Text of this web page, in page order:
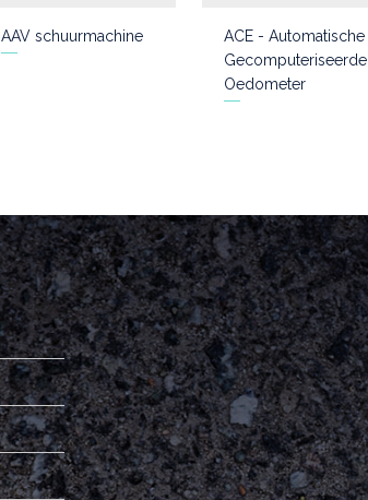
AAV schuurmachine
ACE - Automatische
Gecomputeriseerde
Oedometer